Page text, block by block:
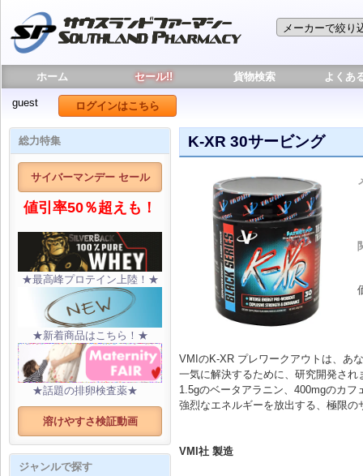
ホーム セール!! 貨物検索 よくあ
guest ログインはこちら
総力特集
サイバーマンデー セール
値引率50％超えも！
★最高峰プロテイン上陸！★
★新着商品はこちら！★
★話題の排卵検査薬★
溶けやすさ検証動画
ジャンルで探す
K-XR 30サービング
VMIのK-XR プレワークアウトは、あ
一気に解決するために、研究開発され
1.5gのベータアラニン、400mgのカ
強烈なエネルギーを放出する、極限の
VMI社 製造